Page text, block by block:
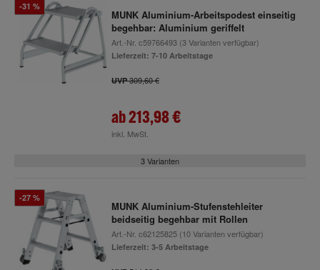
-31 %
MUNK Aluminium-Arbeitspodest einseitig
begehbar: Aluminium geriffelt
Art.-Nr. c59766493(3 Varianten verfügbar)
Lieferzeit: 7-10 Arbeitstage
UVP309,60 €
ab213,98 €
inkl. MwSt.
3 Varianten
-27 %
MUNK Aluminium-Stufenstehleiter
beidseitig begehbar mit Rollen
Art.-Nr. c62125825(10 Varianten verfügbar)
Lieferzeit: 3-5 Arbeitstage